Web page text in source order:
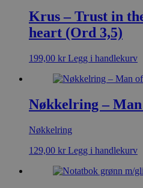
Krus – Trust in
heart (Ord 3,5)
199,00 kr Legg i handlekurv
Nøkkelring –
Nøkkelring
129,00 kr Legg i handlekurv